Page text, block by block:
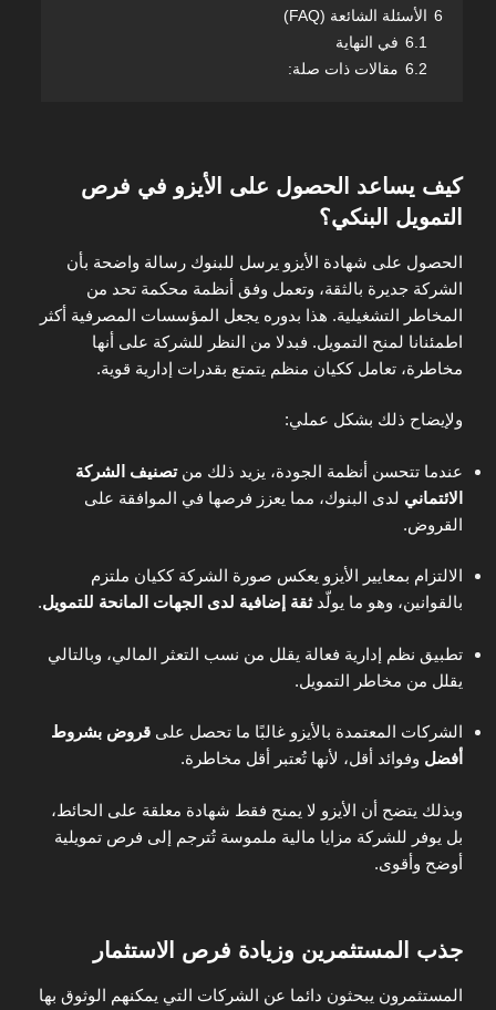
6 الأسئلة الشائعة (FAQ)
6.1 في النهاية
6.2 مقالات ذات صلة:
كيف يساعد الحصول على الأيزو في فرص
التمويل البنكي؟
الحصول على شهادة الأيزو يرسل للبنوك رسالة واضحة بأن
الشركة جديرة بالثقة، وتعمل وفق أنظمة محكمة تحد من
المخاطر التشغيلية. هذا بدوره يجعل المؤسسات المصرفية أكثر
اطمئنانا لمنح التمويل. فبدلا من النظر للشركة على أنها
مخاطرة، تعامل ككيان منظم يتمتع بقدرات إدارية قوية.
ولإيضاح ذلك بشكل عملي:
عندما تتحسن أنظمة الجودة، يزيد ذلك منتصنيف الشركة
الائتماني لدى البنوك، مما يعزز فرصها في الموافقة على
القروض.
الالتزام بمعايير الأيزو يعكس صورة الشركة ككيان ملتزم
بالقوانين، وهو ما يولّدثقة إضافية لدى الجهات المانحة للتمويل.
تطبيق نظم إدارية فعالة يقلل من نسب التعثر المالي، وبالتالي
يقلل من مخاطر التمويل.
الشركات المعتمدة بالأيزو غالبًا ما تحصل على قروض بشروط
أفضل وفوائد أقل، لأنها تُعتبر أقل مخاطرة.
وبذلك يتضح أن الأيزو لا يمنح فقط شهادة معلقة على الحائط،
بل يوفر للشركة مزايا مالية ملموسة تُترجم إلى فرص تمويلية
أوضح وأقوى.
جذب المستثمرين وزيادة فرص الاستثمار
المستثمرون يبحثون دائما عن الشركات التي يمكنهم الوثوق بها